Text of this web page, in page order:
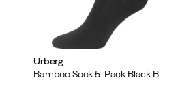
Urberg
Bamboo Sock 5-Pack Black Beauty